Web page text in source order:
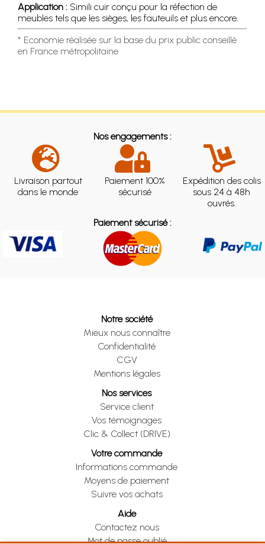
Application : Simili cuir conçu pour la réfection de
meubles tels que les sièges, les fauteuils et plus encore.
* Economie réalisée sur la base du prix public conseillé
en France métropolitaine
Nos engagements :
Livraison partout
dans le monde
Paiement 100%
sécurisé
Expédition des colis
sous 24 à 48h
ouvrés.
Paiement sécurisé :
Notre société
Mieux nous connaître
Confidentialité
CGV
Mentions légales
Nos services
Service client
Vos témoignages
Clic & Collect (DRIVE)
Votre commande
Informations commande
Moyens de paiement
Suivre vos achats
Aide
Contactez nous
Mot de passe oublié